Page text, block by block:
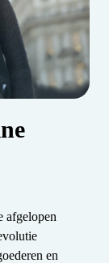
afgelopen
en